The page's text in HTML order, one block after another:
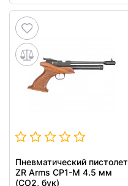
Пневматический пистолет
ZR Arms CP1-M 4.5 мм
(CO2, бук)